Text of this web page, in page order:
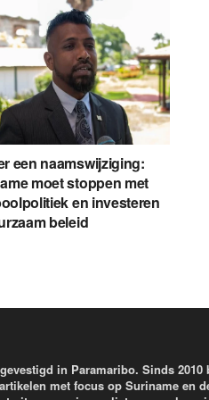
een naamswijziging:
moet stoppen met
en investeren
beleid
in Paramaribo. Sinds 2010
met focus op Suriname en